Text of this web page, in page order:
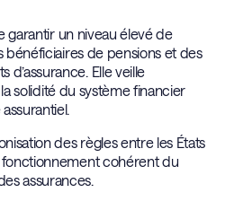
garantir un niveau élevé de
bénéficiaires de pensions et des
Elle veille
solidité du système financier
des règles entre les États
fonctionnement cohérent du
assurances.